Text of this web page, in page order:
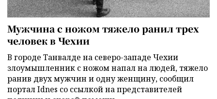
Мужчина с ножом тяжело ранил трех
человек в Чехии
В городе Танвалде на северо-западе Чехии
злоумышленник с ножом напал на людей, тяжело
ранив двух мужчин и одну женщину, сообщил
портал Idnes со ссылкой на представителей